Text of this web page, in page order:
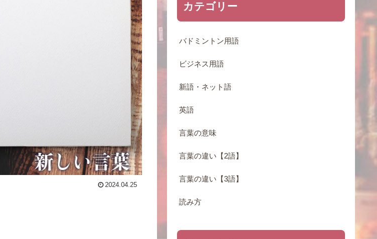
2024.04.25
カテゴリー
バドミントン用語
ビジネス用語
新語・ネット語
英語
言葉の意味
言葉の違い【2語】
言葉の違い【3語】
読み方